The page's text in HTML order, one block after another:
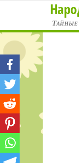
содержимому
Тайные